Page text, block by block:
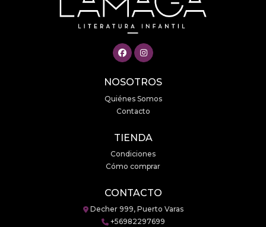
NOSOTROS
Quiénes Somos
Contacto
TIENDA
Condiciones
Cómo comprar
CONTACTO
Decher 999, Puerto Varas
+56982297699